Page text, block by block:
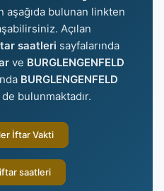
bulunan linkten
Açılan
saatleri sayfalarında
ve BURGLENGENFELD
BURGLENGENFELD
de bulunmaktadır.
İftar Vakti
saatleri